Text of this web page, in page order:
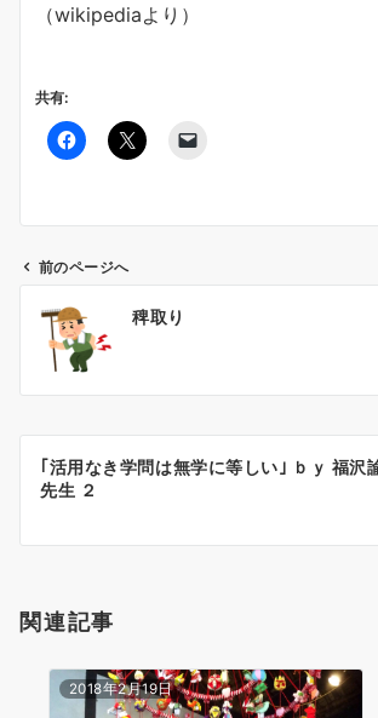
（wikipediaより）
共有:
ン
前のページへ
稗取り
｢活用なき学問は無学に等しい｣ ｂｙ 福沢
先生 ２
関連記事
2018年2月19日